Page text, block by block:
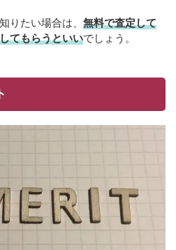
りたい場合は、 無料で査定して
てもらうといいでしょう。